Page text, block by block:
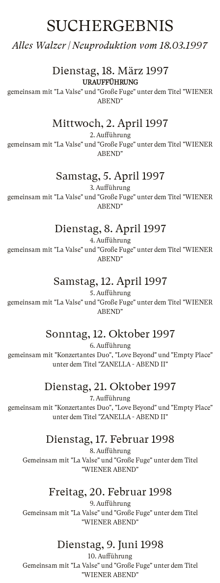
SUCHERGEBNIS
Alles Walzer | Neuproduktion vom 18.03.1997
Dienstag, 18. März 1997
URAUFFÜHRUNG
gemeinsam mit "La Valse" und "Große Fuge" unter dem Titel "WIENER
ABEND"
Mittwoch, 2. April 1997
2. Aufführung
gemeinsam mit "La Valse" und "Große Fuge" unter dem Titel "WIENER
ABEND"
Samstag, 5. April 1997
3. Aufführung
gemeinsam mit "La Valse" und "Große Fuge" unter dem Titel "WIENER
ABEND"
Dienstag, 8. April 1997
4. Aufführung
gemeinsam mit "La Valse" und "Große Fuge" unter dem Titel "WIENER
ABEND"
Samstag, 12. April 1997
5. Aufführung
gemeinsam mit "La Valse" und "Große Fuge" unter dem Titel "WIENER
ABEND"
Sonntag, 12. Oktober 1997
6. Aufführung
gemeinsam mit "Konzertantes Duo", "Love Beyond" und "Empty Place"
unter dem Titel "ZANELLA - ABEND II"
Dienstag, 21. Oktober 1997
7. Aufführung
gemeinsam mit "Konzertantes Duo", "Love Beyond" und "Empty Place"
unter dem Titel "ZANELLA - ABEND II"
Dienstag, 17. Februar 1998
8. Aufführung
Gemeinsam mit "La Valse" und "Große Fuge" unter dem Titel
"WIENER ABEND"
Freitag, 20. Februar 1998
9. Aufführung
Gemeinsam mit "La Valse" und "Große Fuge" unter dem Titel
"WIENER ABEND"
Dienstag, 9. Juni 1998
10. Aufführung
Gemeinsam mit "La Valse" und "Große Fuge" unter dem Titel
"WIENER ABEND"